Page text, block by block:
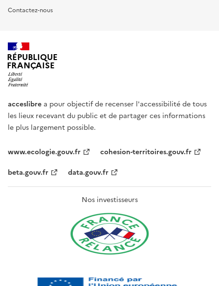
Contactez-nous
RÉPUBLIQUE
FRANÇAISE
acceslibre a pour objectif de recenser l'accessibilité de tous
les lieux recevant du public et de partager ces informations
le plus largement possible.
www.ecologie.gouv.fr
cohesion-territoires.gouv.fr
beta.gouv.fr
data.gouv.fr
Nos investisseurs